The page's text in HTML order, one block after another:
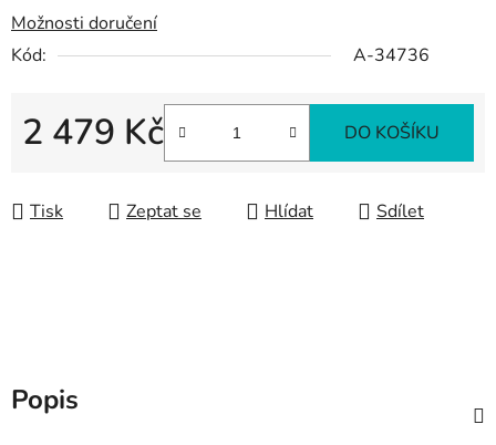
Možnosti doručení
Kód:
A-34736
2 479 Kč DO KOŠÍKU
Tisk Zeptat se Hlídat Sdílet
Popis